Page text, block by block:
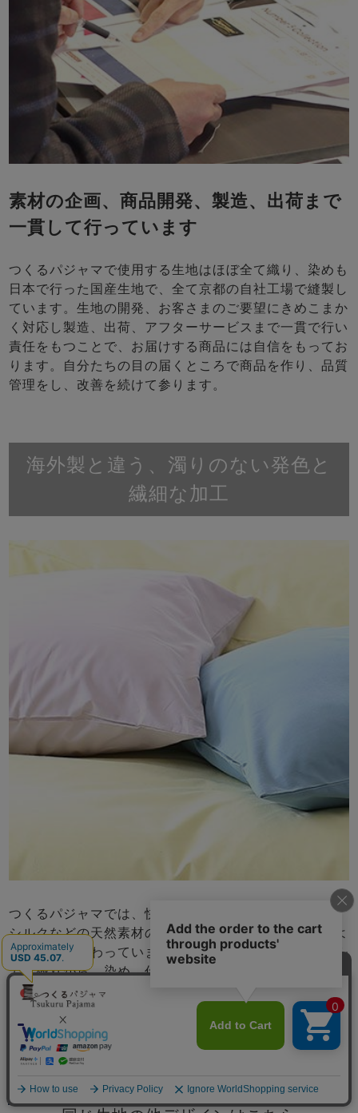
メニュー
素材の企画、商品開発、製造、出荷まで
一貫して行っています
つくるパジャマで使用する生地はほぼ全て織り、染めも
日本で行った国産生地で、全て京都の自社工場で縫製し
ています。生地の開発、お客さまのご要望にきめこまか
く対応し製造、出荷、アフターサービスまで一貫で行い
責任をもつことで、お届けする商品には自信をもってお
ります。自分たちの目の届くところで商品を作り、品質
管理をし、改善を続けて参ります。
海外製と違う、濁りのない発色と
繊細な加工
つくるパジャマでは、快眠に最適なコットン、リネン、
シルクなどの天然素材のみを厳選し、さらに肌触りのよ
い生地にこだわっています。生地はほぼ全てオリジナル
で、織りから、染め、仕上げ加工まで日本国内のものが
ほとんどです。直接、現地工場に足を運び、各分野のエ
キスパートに「こんなことできないか」と相談しながら
生地を企画することもしばしば。とことん心地よい生地
を追求しています。